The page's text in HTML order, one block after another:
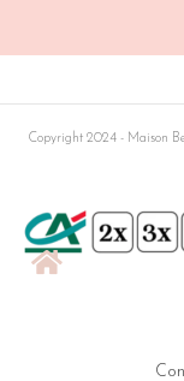
Copyright 2024 - Maison